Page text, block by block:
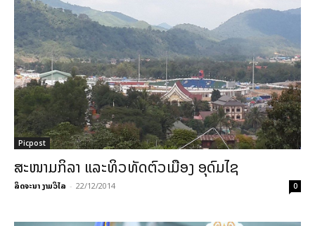
Picpost
ສະໜາມກິລາ ແລະທິວທັດຕົວເມືອງ ອຸດົມໄຊ
ລິດຈະນາ ງາມວິໄລ - 22/12/2014 0